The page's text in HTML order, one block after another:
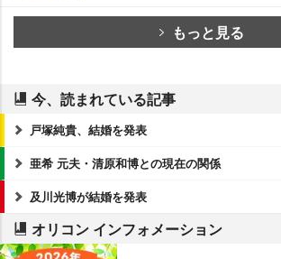
もっと見る
今、読まれている記事
戸塚純貴、結婚を発表
亜希 元夫・清原和博との現在の関係
及川光博が結婚を発表
オリコン インフォメーション